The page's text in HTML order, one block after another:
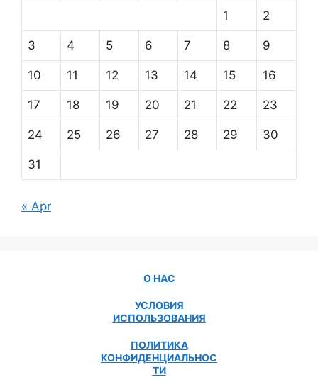
1 2
3 4 5 6 7 8 9
10 11 12 13 14 15 16
17 18 19 20 21 22 23
24 25 26 27 28 29 30
31
« Apr
О НАС
УСЛОВИЯ
ИСПОЛЬЗОВАНИЯ
ПОЛИТИКА
КОНФИДЕНЦИАЛЬНОС
ТИ